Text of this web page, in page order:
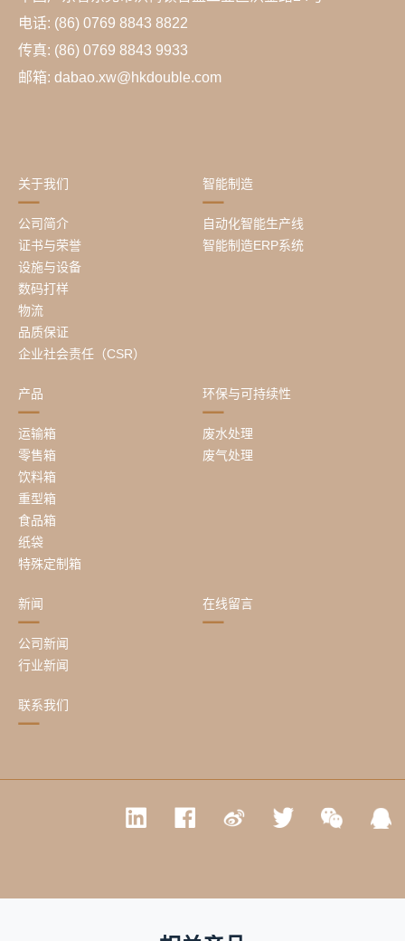
电话: (86) 0769 8843 8822
传真: (86) 0769 8843 9933
邮箱: dabao.xw@hkdouble.com
关于我们
公司简介
证书与荣誉
设施与设备
数码打样
物流
品质保证
企业社会责任（CSR）
智能制造
自动化智能生产线
智能制造ERP系统
产品
运输箱
零售箱
饮料箱
重型箱
食品箱
纸袋
特殊定制箱
环保与可持续性
废水处理
废气处理
新闻
公司新闻
行业新闻
在线留言
联系我们